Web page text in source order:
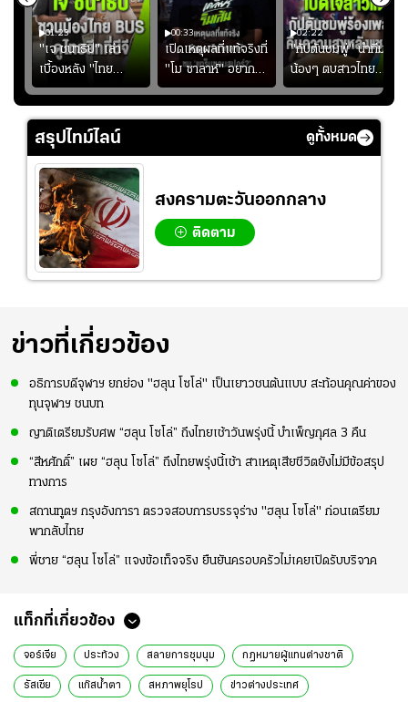
01:23
"เจ ชนาธิป" เล่า
เบื้องหลัง "ไทย
BUS" บังเอิญเจอขอ
ถ่ายรูปที่ฟู้ดแลนด์
00:33
เปิดเหตุผลที่แท้จริงที่
"โม ซาลาห์" อยาก
ย้ายซบ "แทร็บซอนส
ปอร์"
02:22
"กัปตันชมพู่" นำทีม
น้องๆ ตบสาวไทย
ปล่อยจอย โชว์ลูกคอ
สเต็ปเต้น "เปิดใจ
สาวแต"
สรุปไทม์ไลน์ ดูทั้งหมด
สงครามตะวันออกกลาง
ติดตาม
ข่าวที่เกี่ยวข้อง
อธิการบดีจุฬาฯ ยกย่อง "ฮลุน โซโล่" เป็นเยาวชนต้นแบบ สะท้อนคุณค่าของ
ทุนจุฬาฯ ชนบท
ญาติเตรียมรับศพ “ฮลุน โซโล่” ถึงไทยเช้าวันพรุ่งนี้ บำเพ็ญกุศล 3 คืน
“สีหศักดิ์” เผย “ฮลุน โซโล่” ถึงไทยพรุ่งนี้เช้า สาเหตุเสียชีวิตยังไม่มีข้อสรุป
ทางการ
สถานทูตฯ กรุงอังการา ตรวจสอบการบรรจุร่าง "ฮลุน โซโล่" ก่อนเตรียม
พากลับไทย
พี่ชาย “ฮลุน โซโล่” แจงข้อเท็จจริง ยืนยันครอบครัวไม่เคยเปิดรับบริจาค
แท็กที่เกี่ยวข้อง
จอร์เจีย ประท้วง สลายการชุมนุม กฎหมายผู้แทนต่างชาติ
รัสเซีย แก๊สน้ำตา สหภาพยุโรป ข่าวต่างประเทศ